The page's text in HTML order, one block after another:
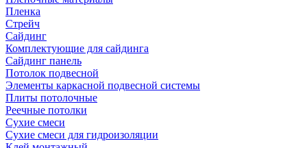
Пленка
Стрейч
Сайдинг
Комплектующие для сайдинга
Сайдинг панель
Потолок подвесной
Элементы каркасной подвесной системы
Плиты потолочные
Реечные потолки
Сухие смеси
Сухие смеси для гидроизоляции